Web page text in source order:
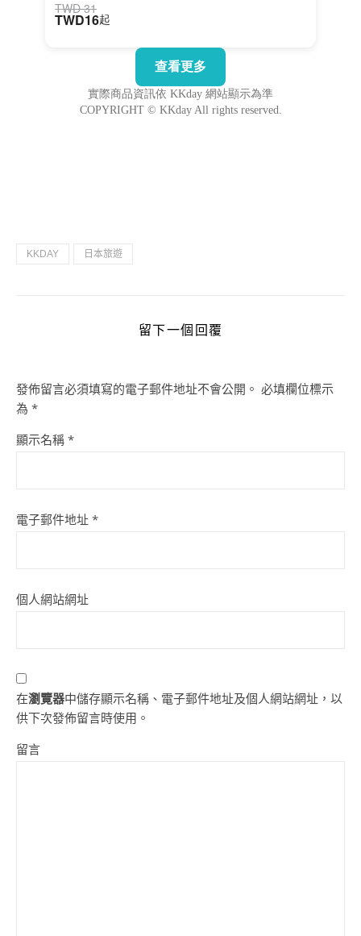
KKDAY 日本旅遊
留下一個回覆
發佈留言必須填寫的電子郵件地址不會公開。 必填欄位標示
為 *
顯示名稱 *
電子郵件地址 *
個人網站網址
在瀏覽器中儲存顯示名稱、電子郵件地址及個人網站網址，以
供下次發佈留言時使用。
留言